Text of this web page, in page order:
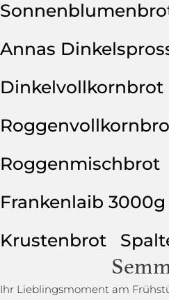
Annas
Dinkelvollkornbrot
Roggenmischbrot
Frankenlaib 3000g
Krustenbrot
Ihr Lieblingsmoment am